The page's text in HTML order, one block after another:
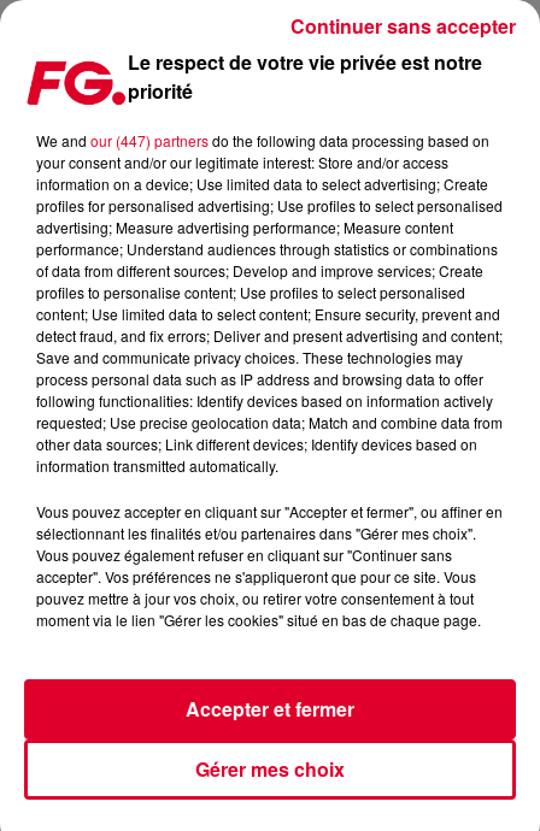
FG MIX : LUCIANO
Le respect de votre vie privée est notre
priorité
We and our (447) partnersdo the following data processing based on
your consent and/or our legitimate interest: Store and/or access
information on a device; Use limited data to select advertising; Create
profiles for personalised advertising; Use profiles to select personalised
advertising; Measure advertising performance; Measure content
performance; Understand audiences through statistics or combinations
of data from different sources; Develop and improve services; Create
profiles to personalise content; Use profiles to select personalised
content; Use limited data to select content; Ensure security, prevent and
detect fraud, and fix errors; Deliver and present advertising and content;
Save and communicate privacy choices. These technologies may
process personal data such as IP address and browsing data to offer
following functionalities: Identify devices based on information actively
requested; Use precise geolocation data; Match and combine data from
other data sources; Link different devices; Identify devices based on
information transmitted automatically.
Vous pouvez accepter en cliquant sur "Accepter et fermer", ou affiner en
sélectionnant les finalités et/ou partenaires dans "Gérer mes choix".
Vous pouvez également refuser en cliquant sur "Continuer sans
accepter". Vos préférences ne s'appliqueront que pour ce site. Vous
pouvez mettre à jour vos choix, ou retirer votre consentement à tout
moment via le lien "Gérer les cookies" situé en bas de chaque page.
Gérer mes choix
Accepter et fermer
Continuer sans accepter